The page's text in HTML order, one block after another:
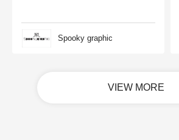
Spooky graphic
VIEW MORE